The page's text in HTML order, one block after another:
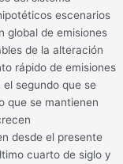
escenarios
global de emisiones
de la alteración
rápido de emisiones
segundo que se
que se mantienen
desde el presente
cuarto de siglo y